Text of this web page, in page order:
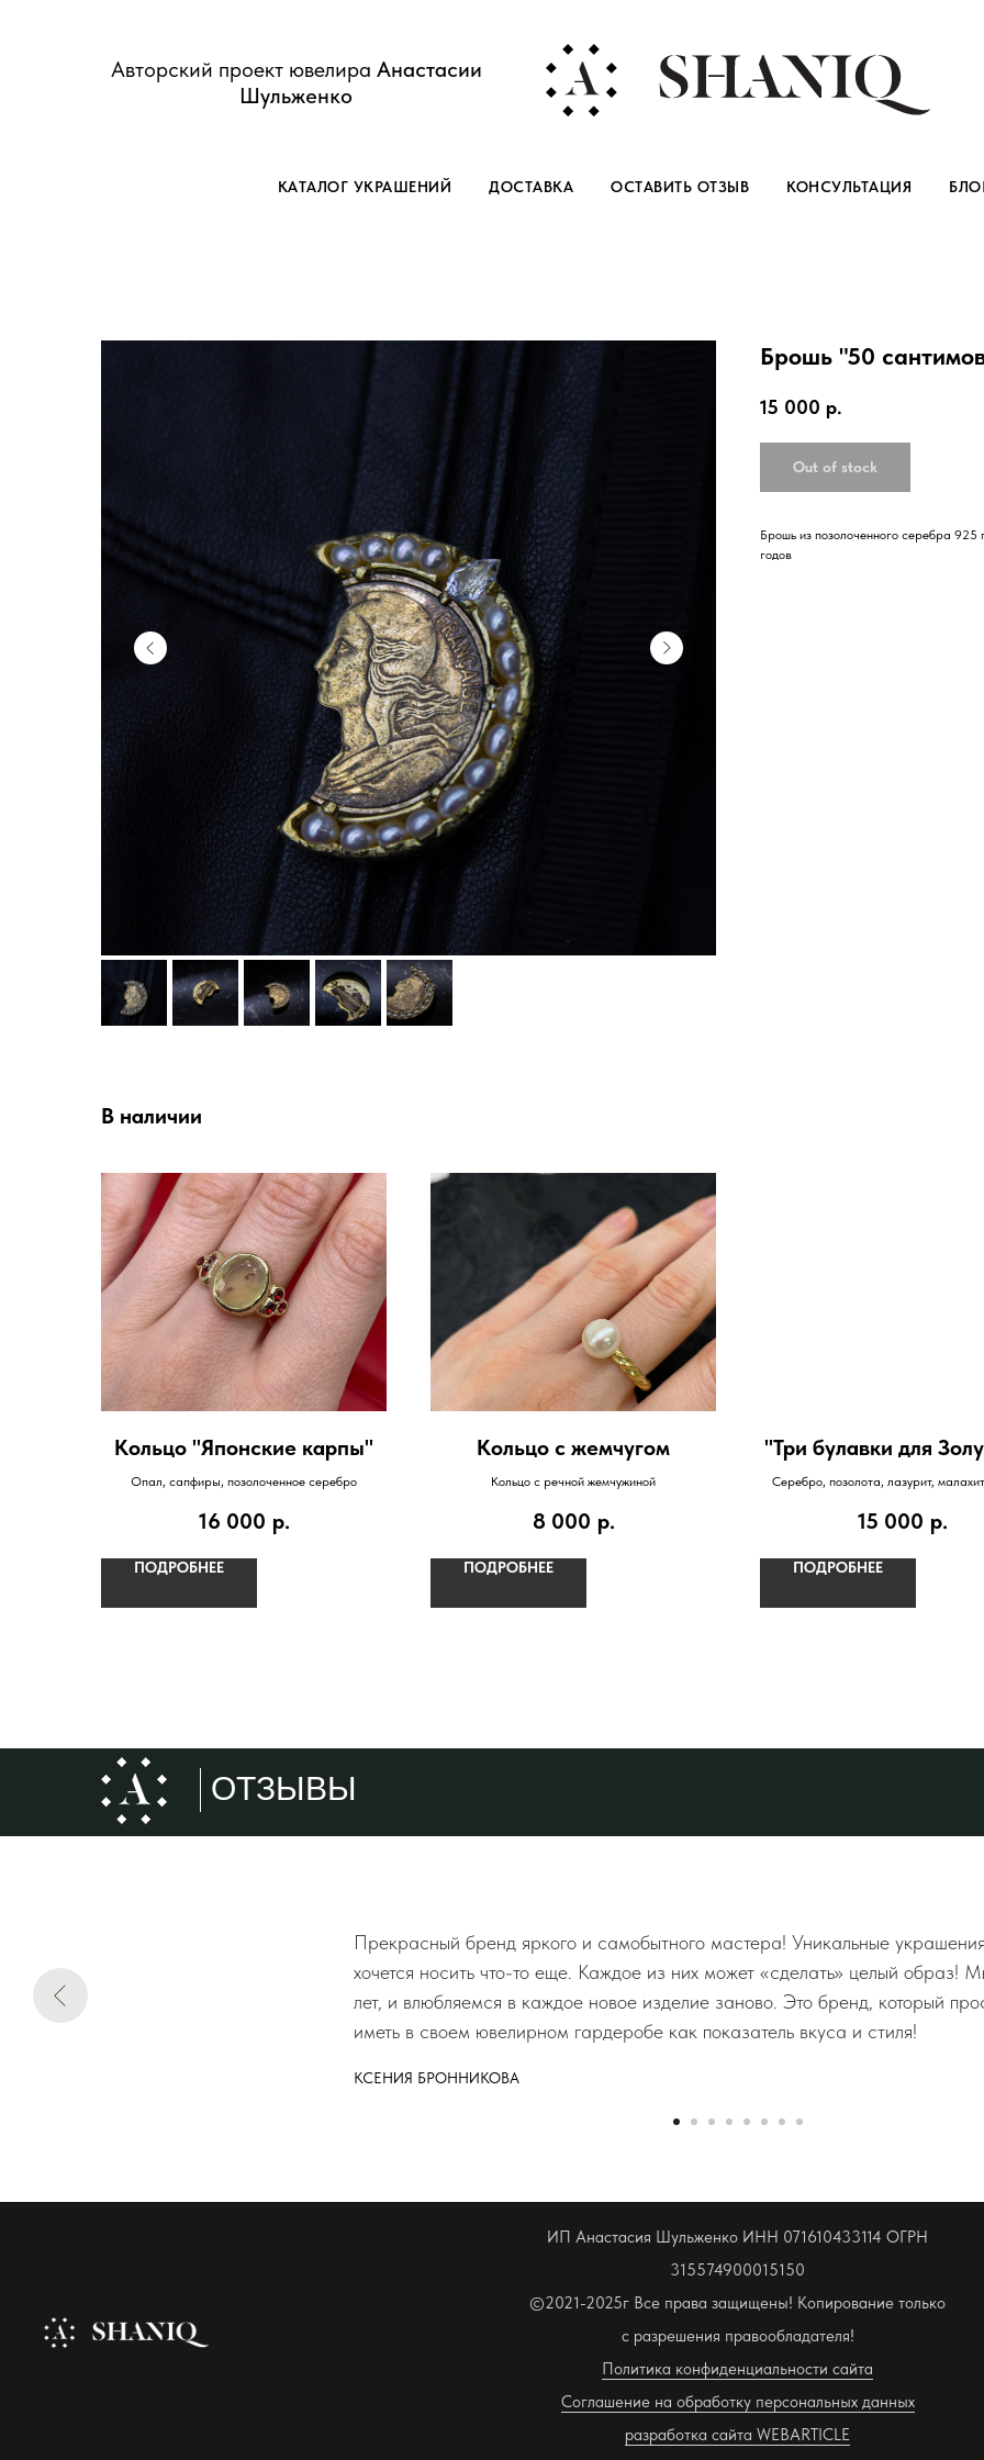
Авторский проект ювелира Анастасии
Шульженко
КАТАЛОГ УКРАШЕНИЙ ДОСТАВКА ОСТАВИТЬ ОТЗЫВ КОНСУЛЬТАЦИЯ
Брошь "50
15 000 р.
Out of stock
Брошь из позолоченного серебра
годов
В наличии
Кольцо "Японские карпы"
Опал, сапфиры, позолоченное серебро
16 000 р.
ПОДРОБНЕЕ
Кольцо с жемчугом
Кольцо с речной жемчужиной
8 000 р.
ПОДРОБНЕЕ
"Три булавки для
Серебро, позолота, лазурит,
15 000 р.
ПОДРОБНЕЕ
ОТЗЫВЫ
Прекрасный бренд яркого и самобытного мастера! Уникальные
хочется носить что-то еще. Каждое из них может «сделать» целый образ!
лет, и влюбляемся в каждое новое изделие заново. Это бренд, который
иметь в своем ювелирном гардеробе как показатель вкуса и стиля!
КСЕНИЯ БРОННИКОВА
ИП Анастасия Шульженко ИНН 071610433114 ОГРН
315574900015150
©2021-2025г Все права защищены! Копирование только
с разрешения правообладателя!
Политика конфиденциальности сайта
Соглашение на обработку персональных данных
разработка сайта WEBARTICLE